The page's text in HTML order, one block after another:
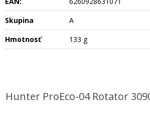
Skupina
A
Hmotnosť
133 g
Hunter ProEco-04 Rotator